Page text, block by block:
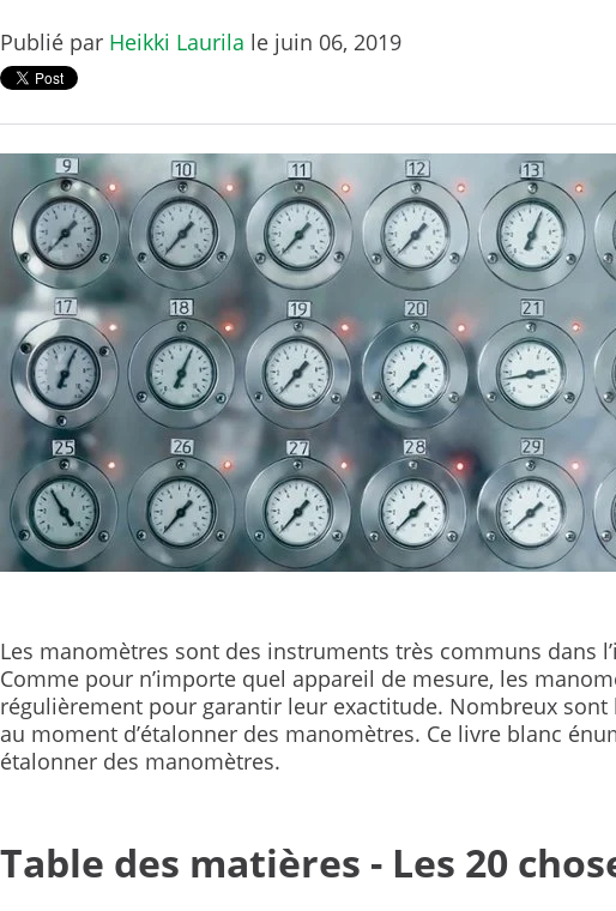
Publié par Heikki Laurila le juin 06, 2019
Les manomètres sont des instruments très communs dans
Comme pour n’importe quel appareil de mesure, les
régulièrement pour garantir leur exactitude. Nombreux
au moment d’étalonner des manomètres. Ce livre blanc
étalonner des manomètres.
Table des matières - Les 20